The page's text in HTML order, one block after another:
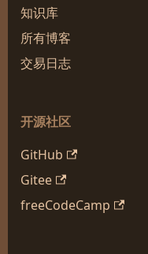
知识库
所有博客
交易日志
开源社区
GitHub
Gitee
freeCodeCamp